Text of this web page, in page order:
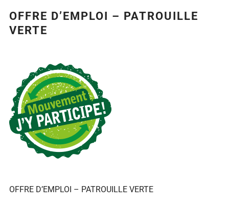
OFFRE D’EMPLOI – PATROUILLE
VERTE
Agrandir
l&apos;image
OFFRE D’EMPLOI – PATROUILLE VERTE